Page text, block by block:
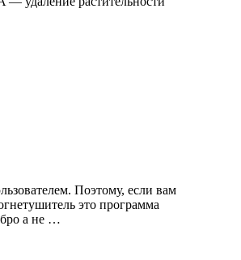
Поэтому, если вам
это программа
а не …